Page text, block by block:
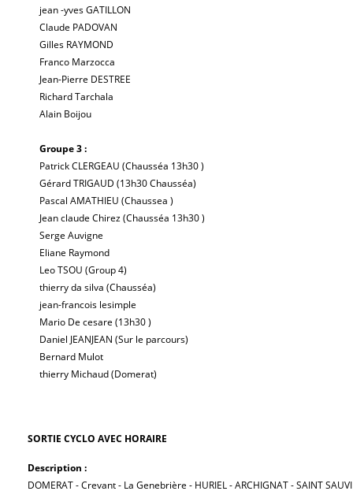
jean -yves GATILLON
Claude PADOVAN
Gilles RAYMOND
Franco Marzocca
Jean-Pierre DESTREE
Richard Tarchala
Alain Boijou
Groupe 3 :
Patrick CLERGEAU (Chausséa 13h30 )
Gérard TRIGAUD (13h30 Chausséa)
Pascal AMATHIEU (Chaussea )
Jean claude Chirez (Chausséa 13h30 )
Serge Auvigne
Eliane Raymond
Leo TSOU (Group 4)
thierry da silva (Chausséa)
jean-francois lesimple
Mario De cesare (13h30 )
Daniel JEANJEAN (Sur le parcours)
Bernard Mulot
thierry Michaud (Domerat)
SORTIE CYCLO AVEC HORAIRE
Description :
DOMERAT - Crevant - La Genebrière - HURIEL - ARCHIGNAT - SAINT